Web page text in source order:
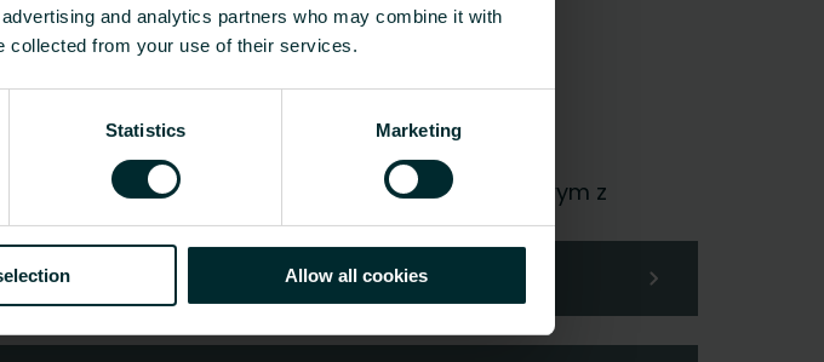
and analytics partners who may combine it with
collected from your use of their services.
Statistics Marketing
Allow all cookies
-
dystrybucji, czy użytkownikiem końcowym z